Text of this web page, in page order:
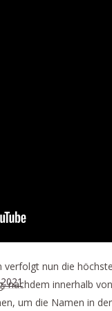
nach der
verfolgt nun die
nachdem innerhalb
um die Namen in